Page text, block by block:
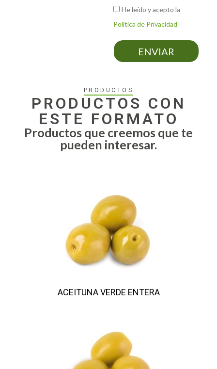
He leído y acepto la
Política de Privacidad
ENVIAR
PRODUCTOS
PRODUCTOS CON
ESTE FORMATO
Productos que creemos que te
pueden interesar.
ACEITUNA VERDE ENTERA